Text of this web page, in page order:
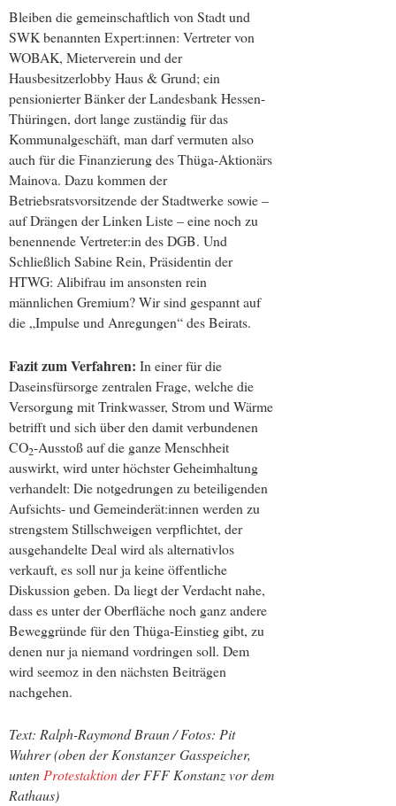
Bleiben die gemeinschaftlich von Stadt und
SWK benannten Expert:innen: Vertreter von
WOBAK, Mieterverein und der
Hausbesitzerlobby Haus & Grund; ein
pensionierter Bänker der Landesbank Hessen-
Thüringen, dort lange zuständig für das
Kommunalgeschäft, man darf vermuten also
auch für die Finanzierung des Thüga-Aktionärs
Mainova. Dazu kommen der
Betriebsratsvorsitzende der Stadtwerke sowie –
auf Drängen der Linken Liste – eine noch zu
benennende Vertreter:in des DGB. Und
Schließlich Sabine Rein, Präsidentin der
HTWG: Alibifrau im ansonsten rein
männlichen Gremium? Wir sind gespannt auf
die „Impulse und Anregungen“ des Beirats.
Fazit zum Verfahren: In einer für die
Daseinsfürsorge zentralen Frage, welche die
Versorgung mit Trinkwasser, Strom und Wärme
betrifft und sich über den damit verbundenen
CO2-Ausstoß auf die ganze Menschheit
auswirkt, wird unter höchster Geheimhaltung
verhandelt: Die notgedrungen zu beteiligenden
Aufsichts- und Gemeinderät:innen werden zu
strengstem Stillschweigen verpflichtet, der
ausgehandelte Deal wird als alternativlos
verkauft, es soll nur ja keine öffentliche
Diskussion geben. Da liegt der Verdacht nahe,
dass es unter der Oberfläche noch ganz andere
Beweggründe für den Thüga-Einstieg gibt, zu
denen nur ja niemand vordringen soll. Dem
wird seemoz in den nächsten Beiträgen
nachgehen.
Text: Ralph-Raymond Braun / Fotos: Pit
Wuhrer (oben der Konstanzer Gasspeicher,
untenProtestaktionder FFF Konstanz vor dem
Rathaus)